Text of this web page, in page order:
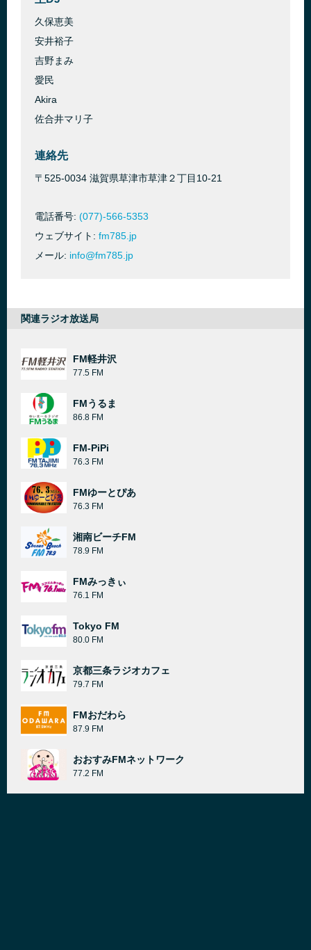
久保恵美
安井裕子
吉野まみ
愛民
Akira
佐合井マリ子
連絡先
〒525-0034 滋賀県草津市草津２丁目10-21
電話番号: (077)-566-5353
ウェブサイト: fm785.jp
メール: info@fm785.jp
関連ラジオ放送局
FM軽井沢
77.5 FM
FMうるま
86.8 FM
FM-PiPi
76.3 FM
FMゆーとぴあ
76.3 FM
湘南ビーチFM
78.9 FM
FMみっきぃ
76.1 FM
Tokyo FM
80.0 FM
京都三条ラジオカフェ
79.7 FM
FMおだわら
87.9 FM
おおすみFMネットワーク
77.2 FM